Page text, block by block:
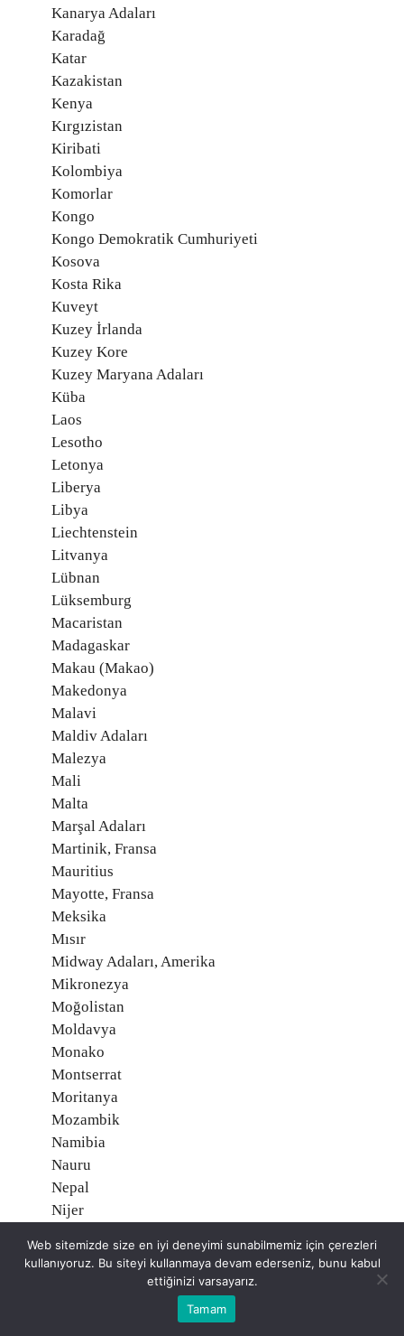
Kanarya Adaları
Karadağ
Katar
Kazakistan
Kenya
Kırgızistan
Kiribati
Kolombiya
Komorlar
Kongo
Kongo Demokratik Cumhuriyeti
Kosova
Kosta Rika
Kuveyt
Kuzey İrlanda
Kuzey Kore
Kuzey Maryana Adaları
Küba
Laos
Lesotho
Letonya
Liberya
Libya
Liechtenstein
Litvanya
Lübnan
Lüksemburg
Macaristan
Madagaskar
Makau (Makao)
Makedonya
Malavi
Maldiv Adaları
Malezya
Mali
Malta
Marşal Adaları
Martinik, Fransa
Mauritius
Mayotte, Fransa
Meksika
Mısır
Midway Adaları, Amerika
Mikronezya
Moğolistan
Moldavya
Monako
Montserrat
Moritanya
Mozambik
Namibia
Nauru
Nepal
Nijer
Nikaragua
Niue, Yeni Zelanda
Orta Afrika Cumhuriyeti
Web sitemizde size en iyi deneyimi sunabilmemiz için çerezleri
kullanıyoruz. Bu siteyi kullanmaya devam ederseniz, bunu kabul
ettiğinizi varsayarız.
Tamam